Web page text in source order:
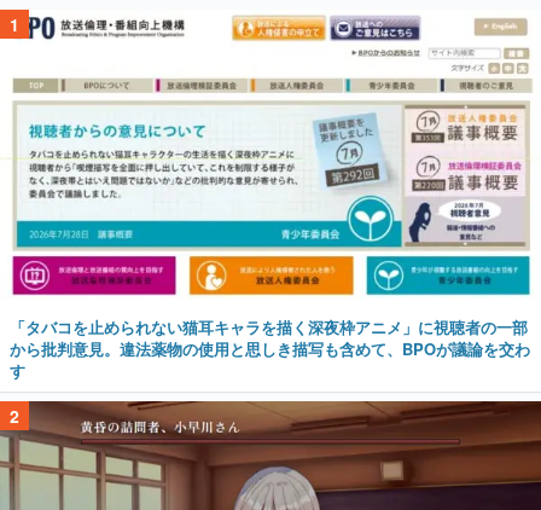
1
「タバコを止められない猫耳キャラを描く深夜枠アニメ」に視聴者の一部
から批判意見。違法薬物の使用と思しき描写も含めて、BPOが議論を交わ
す
2